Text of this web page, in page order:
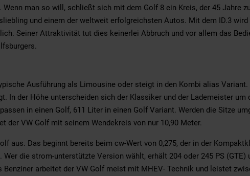
man so will, schließt sich mit dem Golf 8 ein Kreis, der 45 Jahre
und einem der weltweit erfolgreichsten Autos. Mit dem ID.3
Seiner Attraktivität tut dies keinerlei Abbruch und vor allem das
Ausführung als Limousine oder steigt in den Kombi alias
In der Höhe unterscheiden sich der Klassiker und der Lademeister
in einen Golf, 611 Liter in einen Golf Variant. Werden die Sitze
der VW Golf mit seinem Wendekreis von nur 10,90 Meter.
aus. Das beginnt bereits beim cw-Wert von 0,275, der in der
Wer die strom-unterstützte Version wählt, erhält 204 oder 245 PS
arbeitet der VW Golf meist mit MHEV- Technik und leistet